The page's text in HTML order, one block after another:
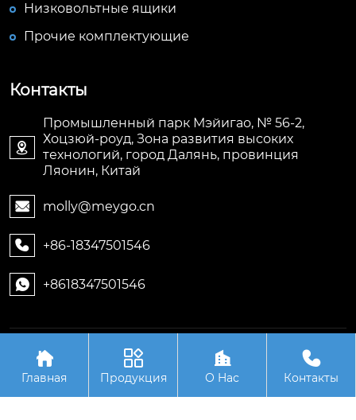
Низковольтные ящики
Прочие комплектующие
Контакты

Промышленный парк Мэйигао, № 56-2,
Хоцзюй-роуд, Зона развития высоких
технологий, город Далянь, провинция
Ляонин, Китай
 molly@meygo.cn
 +86-18347501546
 +8618347501546
Авторское право©ООО Ляонин Мэйигао Электро
Автоматизация Оборудования

Главная

Продукция

О Hас

Контакты